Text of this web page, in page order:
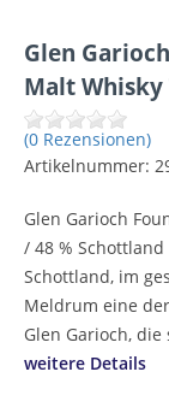
Glen
Malt Whisky
(0 Rezensionen)
Artikelnummer:
Glen Garioch
/ 48 %
Schottland, im
Meldrum eine
Glen Garioch, die
weitere Details